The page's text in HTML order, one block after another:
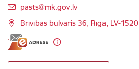
E-pasts:
pasts@mk.gov.lv
Brīvības bulvāris 36, Rīga, LV-1520